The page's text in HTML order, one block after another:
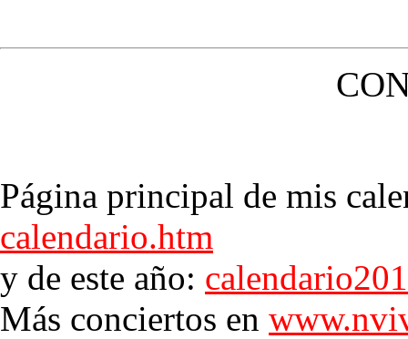
Página principal de mis
calendario.htm
y de este año:
Más conciertos en